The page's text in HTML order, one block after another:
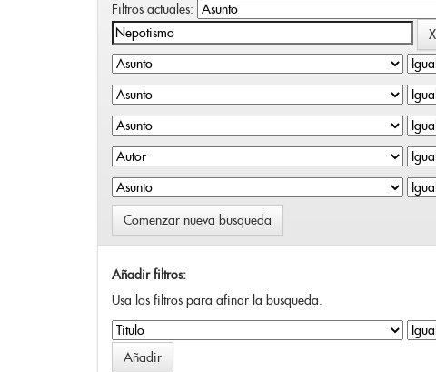
Filtros actuales:
Comenzar nueva busqueda
Añadir filtros:
Usa los filtros para afinar la busqueda.